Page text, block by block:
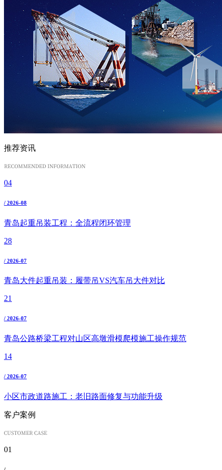
推荐资讯
04
/ 2026-08
青岛起重吊装工程：全流程闭环管理
28
/ 2026-07
青岛大件起重吊装：履带吊VS汽车吊大件对比
21
/ 2026-07
青岛公路桥梁工程对山区高墩滑模爬模施工操作规范
14
/ 2026-07
小区市政道路施工：老旧路面修复与功能升级
客户案例
01